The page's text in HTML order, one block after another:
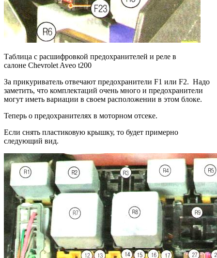
Таблица с расшифровкой предохранителей и реле в
салоне Chevrolet Aveo t200
За прикуриватель отвечают предохранители F1 или F2. Надо
заметить, что комплектаций очень много и предохранители
могут иметь вариации в своем расположении в этом блоке.
Теперь о предохранителях в моторном отсеке.
Если снять пластиковую крышку, то будет примерно
следующий вид.